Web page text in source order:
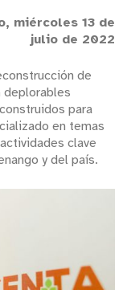
miércoles 13 de
julio de 2022
de
para
en temas
clave
y del país.